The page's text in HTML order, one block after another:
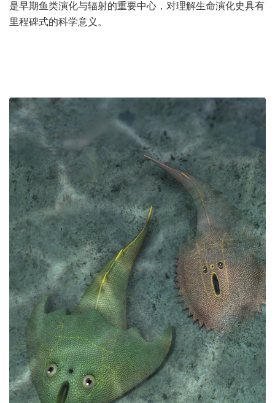
是早期鱼类演化与辐射的重要中心，对理解生命演化史具有
里程碑式的科学意义。